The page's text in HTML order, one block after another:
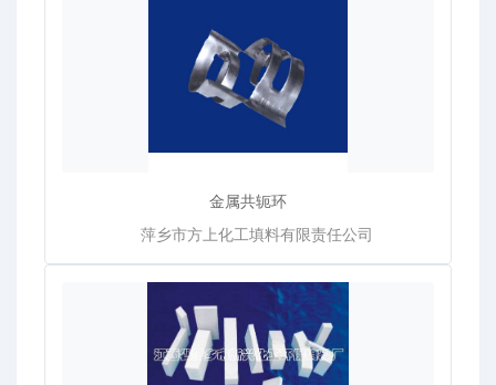
金属共轭环
萍乡市方上化工填料有限责任公司